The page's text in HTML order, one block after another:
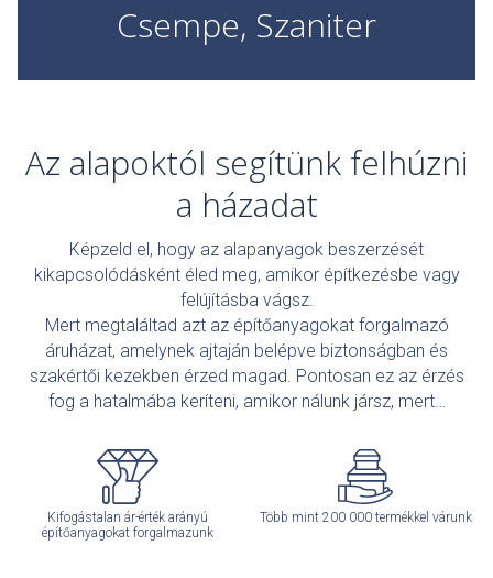
Csempe, Szaniter
Az alapoktól segítünk felhúzni
a házadat
Képzeld el, hogy az alapanyagok beszerzését
kikapcsolódásként éled meg, amikor építkezésbe vagy
felújításba vágsz.
Mert megtaláltad azt az építőanyagokat forgalmazó
áruházat, amelynek ajtaján belépve biztonságban és
szakértői kezekben érzed magad. Pontosan ez az érzés
fog a hatalmába keríteni, amikor nálunk jársz, mert…
Kifogástalan ár-érték arányú
építőanyagokat forgalmazunk
Több mint 200 000 termékkel várunk